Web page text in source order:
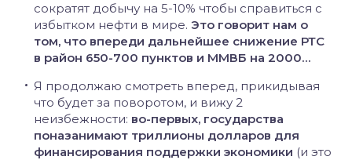
сократят добычу на 5-10% чтобы справиться с
избытком нефти в мире. Это говорит нам о
том, что впереди дальнейшее снижение РТС
в район 650-700 пунктов и ММВБ на 2000…
Я продолжаю смотреть вперед, прикидывая
что будет за поворотом, и вижу 2
неизбежности: во-первых, государства
поназанимают триллионы долларов для
финансирования поддержки экономики (и это